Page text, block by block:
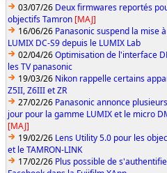
03/07/26 Deux firmwares reportés
objectifs Tamron [MAJ]
16/06/26 Panasonic suspend la mise
LUMIX DC-S9 depuis le LUMIX Lab
02/04/26Optimisation de l'interface
les TV panasonic
19/03/26 Nikon rappelle certains
Z5II, Z6III et ZR
27/02/26 Panasonic annonce
jour pour la gamme LUMIX et le micro
[MAJ]
19/02/26 Lens Utility 5.0 pour les
et le TAMRON-LINK
17/02/26 Plus possible de